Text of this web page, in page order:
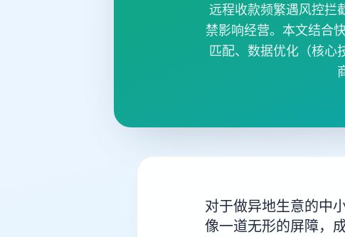
远程收款频繁遇风控拦
禁影响经营。本文结合
匹配、数据优化（核心
对于做异地生意的中
像一道无形的屏障，